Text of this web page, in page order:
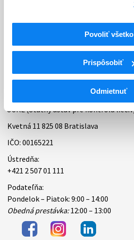
Povoliť všetko
Prispôsobiť
Odmietnuť
Úradné hodiny
Kontakt
ŠÚKL (Štátny ústav pre kontrolu
Kvetná 11 825 08 Bratislava
IČO: 00165221
Ústredňa:
+421 2 507 01 111
Podateľňa:
Pondelok – Piatok: 9:00 – 14:00
Obedná prestávka:12:00 – 13:00